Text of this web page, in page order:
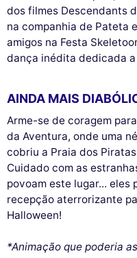
dos filmes Descendants
na companhia de Pateta
amigos na Festa
dança inédita dedicada
AINDA MAIS
Arme-se de coragem
da Aventura, onde uma
cobriu a Praia dos
Cuidado com as
povoam este lugar... eles
recepção aterrorizante
Halloween!
*Animação que poderia